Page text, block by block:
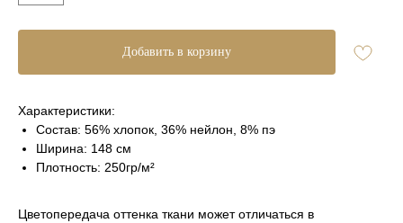
Добавить в корзину
Характеристики:
Состав: 56% хлопок, 36% нейлон, 8% пэ
Ширина: 148 см
Плотность: 250гр/м²
Цветопередача оттенка ткани может отличаться в